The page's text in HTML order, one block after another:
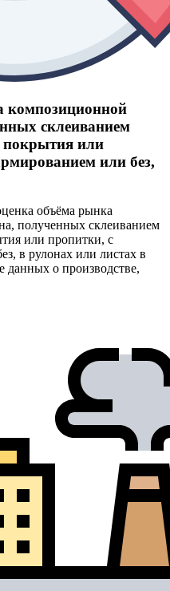
композиционной
склеиванием
покрытия или
или без,
объёма рынка
полученных склеиванием
или пропитки, с
в рулонах или листах в
данных о производстве,